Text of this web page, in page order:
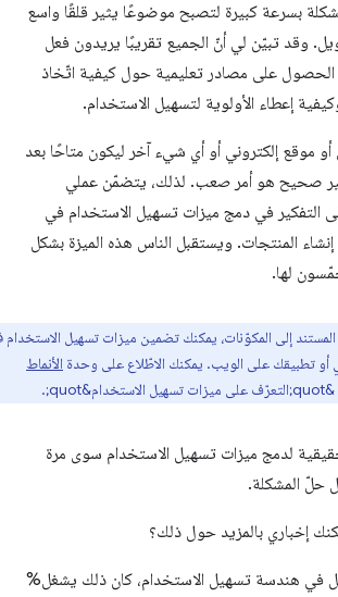
بسرعة كبيرة لتصبح موضوعًا يثير قلقًا واسع
تبيّن لي أنّ الجميع تقريبًا يريدون فعل
على مصادر تعليمية حول كيفية اتّخاذ
إعطاء الأولوية لتسهيل الاستخدام.
إلكتروني أو أي شيء آخر ليكون متاحًا بعد
هو أمر صعب. لذلك، يتضمّن عملي
في دمج ميزات تسهيل الاستخدام في
المنتجات. ويستقبل الناس هذه الميزة بشكل
لها.
إلى المكوّنات، يمكنك تضمين ميزات تسهيل الاستخدام في
تطبيقك على الويب. يمكنك الاطّلاع على وحدةالأنماط
لدمج ميزات تسهيل الاستخدام سوى مرة
المشكلة.
بالمزيد حول ذلك؟
في هندسة تسهيل الاستخدام، كان ذلك يشغل%